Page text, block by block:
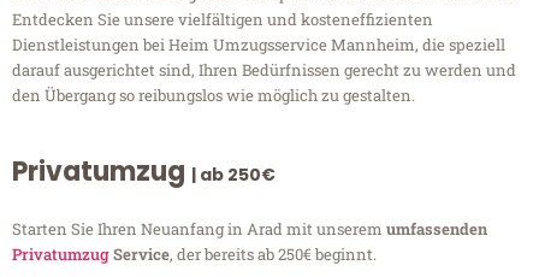
Entdecken Sie unsere vielfältigen und kosteneffizienten
Dienstleistungen bei Heim Umzugsservice Mannheim, die speziell
darauf ausgerichtet sind, Ihren Bedürfnissen gerecht zu werden und
den Übergang so reibungslos wie möglich zu gestalten.
Privatumzug | ab 250€
Starten Sie Ihren Neuanfang in Arad mit unserem umfassenden
PrivatumzugService, der bereits ab 250€ beginnt.